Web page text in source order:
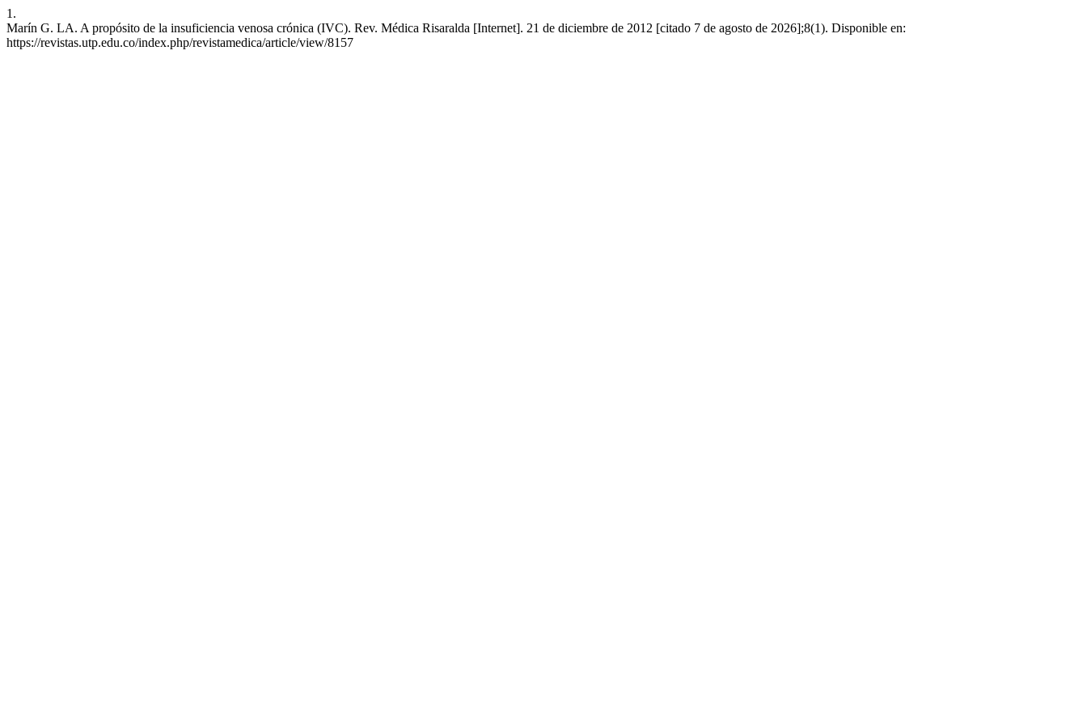
1.
Marín G. LA. A propósito de la insuficiencia venosa crónica (IVC). Rev. Médica Risaralda [Internet]. 21 de diciembre de 2012 [citado 7 de agosto de 2026];8(1). Disponible en:
https://revistas.utp.edu.co/index.php/revistamedica/article/view/8157